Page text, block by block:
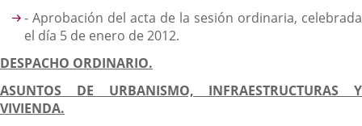
- Aprobación del acta de la sesión ordinaria, celebrada
el día 5 de enero de 2012.
DESPACHO ORDINARIO.
ASUNTOS DE URBANISMO, INFRAESTRUCTURAS Y
VIVIENDA.